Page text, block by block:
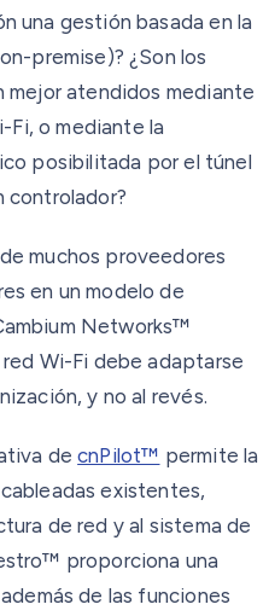
una gestión basada en la
premise)? ¿Son los
mejor atendidos mediante
Fi, o mediante la
posibilitada por el túnel
controlador?
muchos proveedores
en un modelo de
Networks™
Wi-Fi debe adaptarse
y no al revés.
decnPilot™ permite la
existentes,
de red y al sistema de
proporciona una
de las funciones